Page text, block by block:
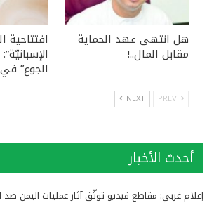
هل انتهى عهد الحماية
مقابل المال..!
افتتاحية
الجوع”
NEXT
أحدث الأخبار
إعلام غربي: مقاطع فيديو توثّق آثار عمليات اليمن